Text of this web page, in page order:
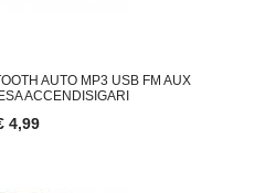
AUTO MP3 USB FM AUX
ACCENDISIGARI
4,99